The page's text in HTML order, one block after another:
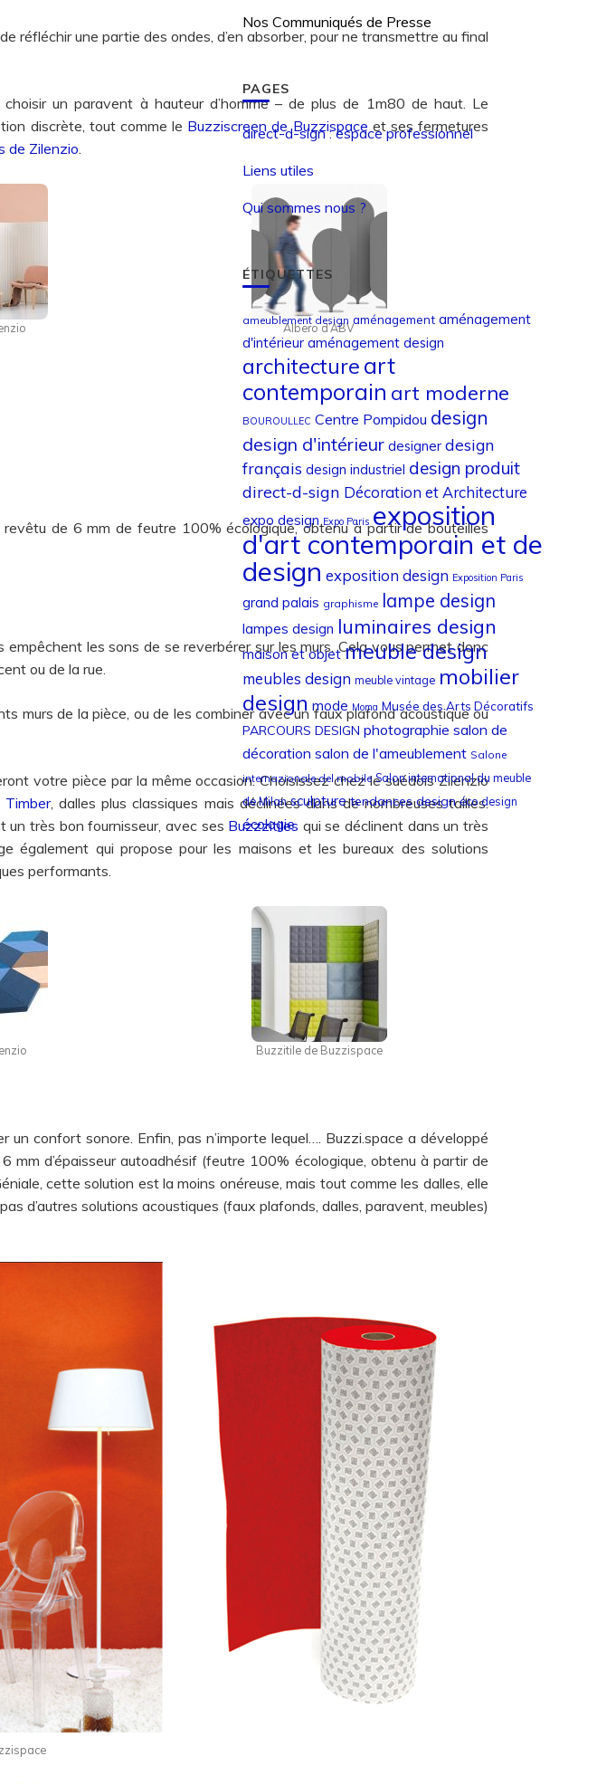
réfléchir une partie des ondes, d’en absorber, pour ne transmettre au final
un paravent à hauteur d’homme – de plus de 1m80 de haut. Le
discrète, tout comme le Buzziscreen de Buzzispace et ses fermetures
de Zilenzio.
Albero d’ABV
de 6 mm de feutre 100% écologique, obtenu à partir de bouteilles
empêchent les sons de se reverbérer sur les murs. Cela vous permet donc
ou de la rue.
murs de la pièce, ou de les combiner avec un faux plafond acoustique ou
votre pièce par la même occasion. Choisissez chez le suédois Zilenzio
Timber, dalles plus classiques mais déclinées dans de nombreuses tailles.
un très bon fournisseur, avec ses Buzzzitiles qui se déclinent dans un très
également qui propose pour les maisons et les bureaux des solutions
performants.
Buzzitile de Buzzispace
confort sonore. Enfin, pas n’importe lequel…. Buzzi.space a développé
mm d’épaisseur autoadhésif (feutre 100% écologique, obtenu à partir de
cette solution est la moins onéreuse, mais tout comme les dalles, elle
d’autres solutions acoustiques (faux plafonds, dalles, paravent, meubles)
Nos Communiqués de Presse
PAGES
direct-d-sign : espace professionnel
Liens utiles
Qui sommes nous ?
ÉTIQUETTES
ameublement design aménagement aménagement
d'intérieur aménagement design
architecture art
contemporain art moderne
BOUROULLEC Centre Pompidou design
design d'intérieur designer design
français design industriel design produit
direct-d-sign Décoration et Architecture
expo design Expo Paris exposition
d'art contemporain et de
design exposition design Exposition Paris
grand palais graphisme lampe design
lampes design luminaires design
maison et objet meuble design
meubles design meuble vintage mobilier
design mode Moma Musée des Arts Décoratifs
PARCOURS DESIGN photographie salon de
décoration salon de l'ameublement Salone
internazionale del mobile Salon international du meuble
de Milan sculpture tendances design éco design
écologie